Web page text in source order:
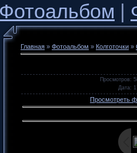
Фотоальбом |
Главная » Фотоальбом » Колготочки »
Просмотров:
Дата:
Просмотреть